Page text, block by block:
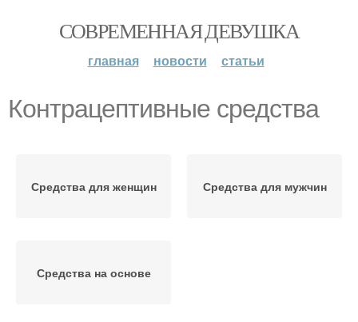
СОВРЕМЕННАЯ ДЕВУШКА
главная новости статьи
Контрацептивные средства
Средства для женщин Средства для мужчин
Средства на основе